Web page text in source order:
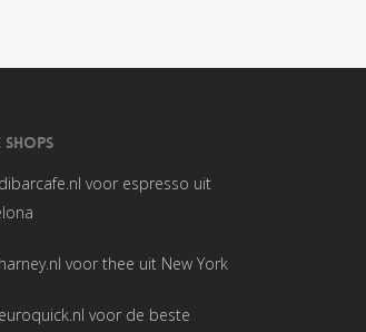
SHOPS
voor espresso uit
voor thee uit New York
voor de beste